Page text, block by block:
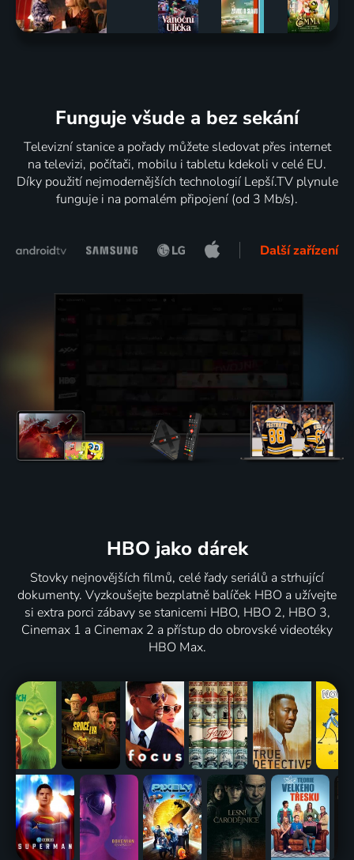
Funguje všude a bez sekání
Televizní stanice a pořady můžete sledovat přes internet
na televizi, počítači, mobilu i tabletu kdekoli v celé EU.
Díky použití nejmodernějších technologií Lepší.TV plynule
funguje i na pomalém připojení (od 3 Mb/s).
Další zařízení
HBO jako dárek
Stovky nejnovějších filmů, celé řady seriálů a strhující
dokumenty. Vyzkoušejte bezplatně balíček HBO a užívejte
si extra porci zábavy se stanicemi HBO, HBO 2, HBO 3,
Cinemax 1 a Cinemax 2 a přístup do obrovské videotéky
HBO Max.